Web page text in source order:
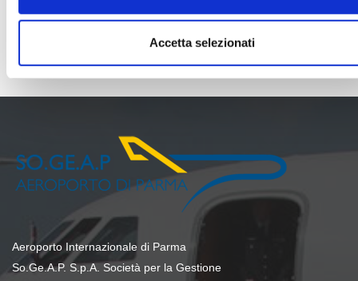
Accetta selezionati
Aeroporto Internazionale di Parma
So.Ge.A.P. S.p.A. Società per la Gestione